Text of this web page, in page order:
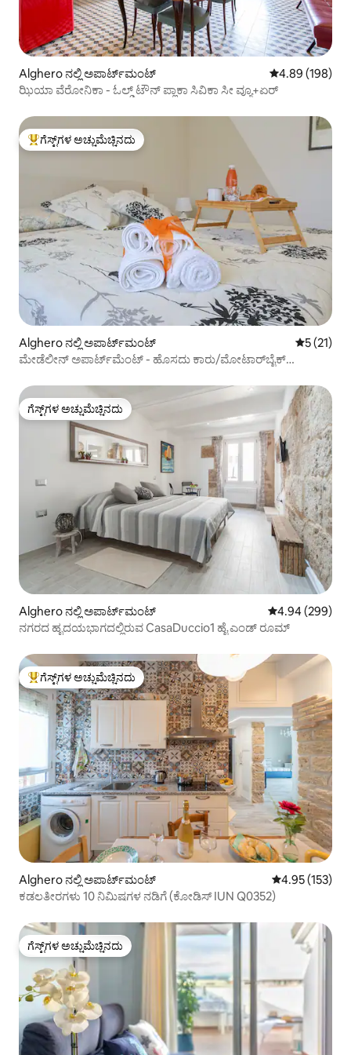
Alghero ನಲ್ಲಿ ಅಪಾರ್ಟ್‌ಮಂಟ್ 5 ರಲ್ಲಿ 4.89
4.89 (198)
ಝಿಯಾ ವೆರೋನಿಕಾ - ಓಲ್ಡ್ ಟೌನ್ ಪ್ಲಾಕಾ ಸಿವಿಕಾ ಸೀ ವ್ಯೂ+ಏರ್
ಗೆಸ್ಟ್‌ಗಳಿಗೆ ಅತಿ ಹೆಚ್ಚು ಅಚ್ಚುಮೆಚ್ಚಿನದು
ಗೆಸ್ಟ್‌ಗಳ ಅಚ್ಚುಮೆಚ್ಚಿನದು
Alghero ನಲ್ಲಿ ಅಪಾರ್ಟ್‌ಮಂಟ್ 5 ರಲ್ಲಿ 5
5 (21)
ಮೇಡೆಲೀನ್ ಅಪಾರ್ಟ್‌ಮೆಂಟ್ - ಹೊಸದು ಕಾರು/ಮೋಟಾರ್‌ಬೈಕ್
ಗೆಸ್ಟ್‌ಗಳ ಅಚ್ಚುಮೆಚ್ಚಿನದು
ಗೆಸ್ಟ್‌ಗಳ ಅಚ್ಚುಮೆಚ್ಚಿನದು
Alghero ನಲ್ಲಿ ಅಪಾರ್ಟ್‌ಮಂಟ್ 5 ರಲ್ಲಿ 4.94
4.94 (299)
ನಗರದ ಹೃದಯಭಾಗದಲ್ಲಿರುವ CasaDuccio1 ಹೈ ಎಂಡ್ ರೂಮ್
ಗೆಸ್ಟ್‌ಗಳಿಗೆ ಅತಿ ಹೆಚ್ಚು ಅಚ್ಚುಮೆಚ್ಚಿನದು
ಗೆಸ್ಟ್‌ಗಳ ಅಚ್ಚುಮೆಚ್ಚಿನದು
Alghero ನಲ್ಲಿ ಅಪಾರ್ಟ್‌ಮಂಟ್ 5 ರಲ್ಲಿ 4.95
4.95 (153)
ಕಡಲತೀರಗಳು 10 ನಿಮಿಷಗಳ ನಡಿಗೆ (ಕೋಡಿಸ್ IUN Q0352)
ಗೆಸ್ಟ್‌ಗಳ ಅಚ್ಚುಮೆಚ್ಚಿನದು
ಗೆಸ್ಟ್‌ಗಳ ಅಚ್ಚುಮೆಚ್ಚಿನದು